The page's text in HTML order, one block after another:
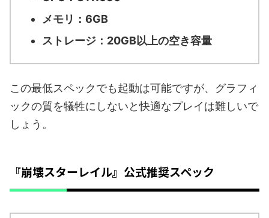
メモリ：6GB
ストレージ：20GB以上の空き容量
この最低スペックでも起動は可能ですが、グラフィ
ックの質を犠牲にしないと快適なプレイは難しいで
しょう。
『崩壊スターレイル』公式推奨スペック